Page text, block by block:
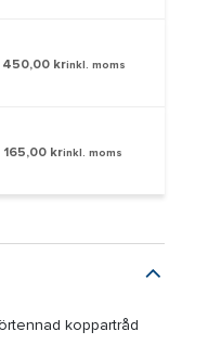
450,00 krinkl. moms
165,00 krinkl. moms
koppartråd